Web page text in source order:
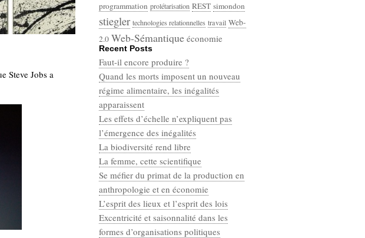
Steve Jobs a
Recent Posts
Faut-il encore produire ?
Quand les morts imposent un nouveau
régime alimentaire, les inégalités
apparaissent
Les effets d’échelle n’expliquent pas
l’émergence des inégalités
La biodiversité rend libre
La femme, cette scientifique
Se méfier du primat de la production en
anthropologie et en économie
L’esprit des lieux et l’esprit des lois
Excentricité et saisonnalité dans les
formes d’organisations politiques
programmation prolétarisation REST simondon
stiegler technologies relationnelles travail Web-
2.0 Web-Sémantique économie
écriture
Categories
Défaut